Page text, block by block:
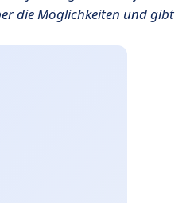
die Möglichkeiten und gibt